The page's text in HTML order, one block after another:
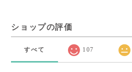
ショップの評価
すべて 107